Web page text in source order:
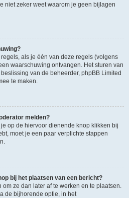
niet zeker weet waarom je geen bijlagen
als je één van deze regels (volgens
waarschuwing ontvangen. Het sturen van
van de beheerder, phpBB Limited
te maken.
melden?
op de hiervoor dienende knop klikken bij
moet je een paar verplichte stappen
bij het plaatsen van een bericht?
ze dan later af te werken en te plaatsen.
de bijhorende optie, in het